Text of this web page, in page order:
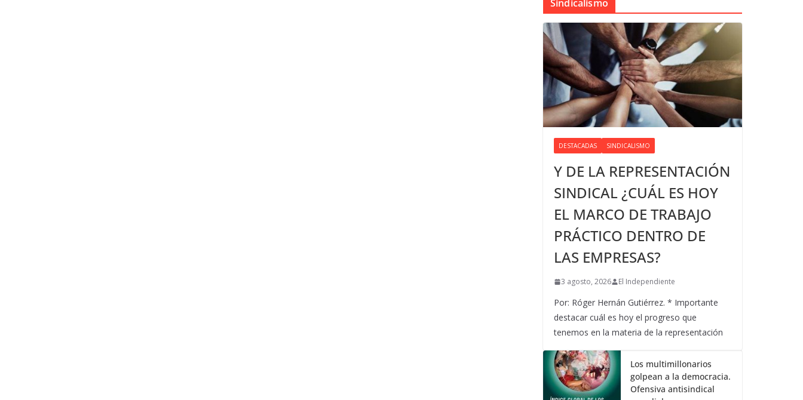
Sindicalismo
DESTACADAS SINDICALISMO
Y DE LA REPRESENTACIÓN
SINDICAL ¿CUÁL ES HOY
EL MARCO DE TRABAJO
PRÁCTICO DENTRO DE
LAS EMPRESAS?
3 agosto, 2026 El Independiente
Por: Róger Hernán Gutiérrez. * Importante
destacar cuál es hoy el progreso que
tenemos en la materia de la representación
Los multimillonarios
golpean a la democracia.
Ofensiva antisindical